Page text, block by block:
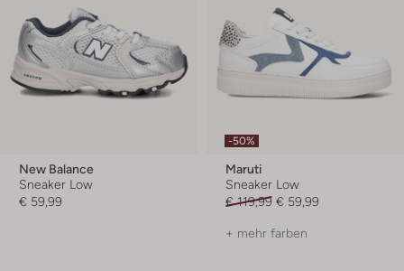
New Balance
Sneaker Low
€ 59,99
-50%
Maruti
Sneaker Low
€ 119,99 € 59,99
+ mehr farben